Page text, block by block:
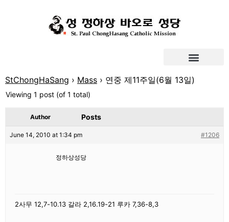
StChongHaSang › Mass › 연중 제11주일(6월 13일)
Viewing 1 post (of 1 total)
Author Posts
June 14, 2010 at 1:34 pm #1206
정하상성당
2사무 12,7-10.13 갈라 2,16.19-21 루카 7,36-8,3